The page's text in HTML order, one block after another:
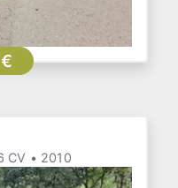
CV • 2010